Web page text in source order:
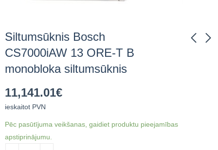
Siltumsūknis Bosch
CS7000iAW 13 ORE-T B
monobloka siltumsūknis
11,141.01€
ieskaitot PVN
Pēc pasūtījuma veikšanas, gaidiet produktu pieejamības
apstiprinājumu.